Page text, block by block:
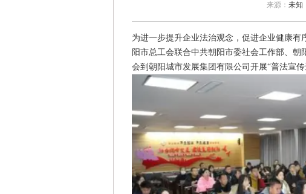
来源： 未知
为进一步提升企业法治观念，促进企业健康有
阳市总工会联合中共朝阳市委社会工作部、
会到朝阳城市发展集团有限公司开展“普法宣